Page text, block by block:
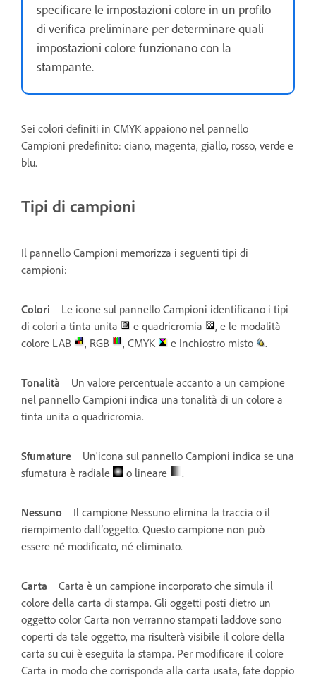
specificare le impostazioni colore in un profilo
di verifica preliminare per determinare quali
impostazioni colore funzionano con la
stampante.
Sei colori definiti in CMYK appaiono nel pannello
Campioni predefinito: ciano, magenta, giallo, rosso, verde e
blu.
Tipi di campioni
Il pannello Campioni memorizza i seguenti tipi di
campioni:
Colori
Le icone sul pannello Campioni identificano i tipi
di colori a tinta unita
e quadricromia
, e le modalità
colore LAB
, RGB , CMYK e Inchiostro misto .
Tonalità
Un valore percentuale accanto a un campione
nel pannello Campioni indica una tonalità di un colore a
tinta unita o quadricromia.
Sfumature
Un'icona sul pannello Campioni indica se una
sfumatura è radiale
o lineare .
Nessuno
Il campione Nessuno elimina la traccia o il
riempimento dall’oggetto. Questo campione non può
essere né modificato, né eliminato.
Carta
Carta è un campione incorporato che simula il
colore della carta di stampa. Gli oggetti posti dietro un
oggetto color Carta non verranno stampati laddove sono
coperti da tale oggetto, ma risulterà visibile il colore della
carta su cui è eseguita la stampa. Per modificare il colore
Carta in modo che corrisponda alla carta usata, fate doppio